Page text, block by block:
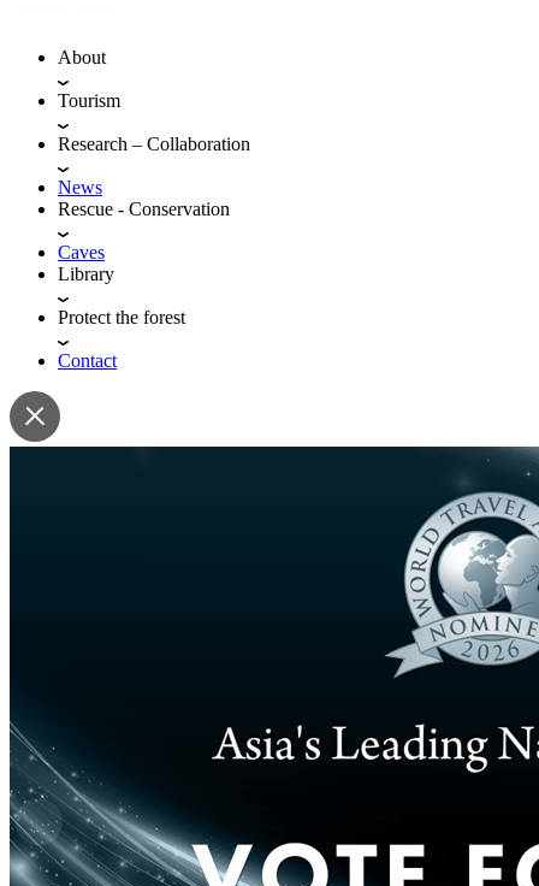
About
Tourism
Research – Collaboration
News
Rescue - Conservation
Caves
Library
Protect the forest
Contact